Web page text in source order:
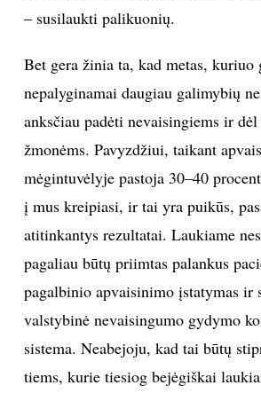
– susilaukti palikuonių.
Bet gera žinia ta, kad metas, kuriuo
nepalyginamai daugiau galimybių
anksčiau padėti nevaisingiems ir
žmonėms. Pavyzdžiui, taikant
mėgintuvėlyje pastoja 30–40
į mus kreipiasi, ir tai yra puikūs,
atitinkantys rezultatai. Laukiame
pagaliau būtų priimtas palankus
pagalbinio apvaisinimo įstatymas ir
valstybinė nevaisingumo gydymo
sistema. Neabejoju, kad tai būtų
tiems, kurie tiesiog bejėgiškai